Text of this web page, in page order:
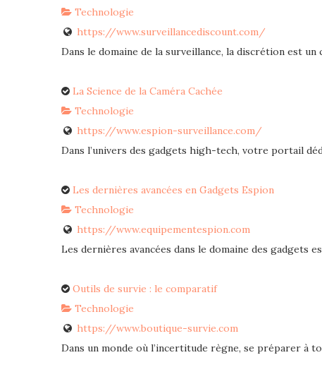
Technologie
https://www.surveillancediscount.com/
Dans le domaine de la surveillance, la discrétion est un
La Science de la Caméra Cachée
Technologie
https://www.espion-surveillance.com/
Dans l’univers des gadgets high-tech, votre portail
Les dernières avancées en Gadgets Espion
Technologie
https://www.equipementespion.com
Les dernières avancées dans le domaine des gadgets
Outils de survie : le comparatif
Technologie
https://www.boutique-survie.com
Dans un monde où l’incertitude règne, se préparer à